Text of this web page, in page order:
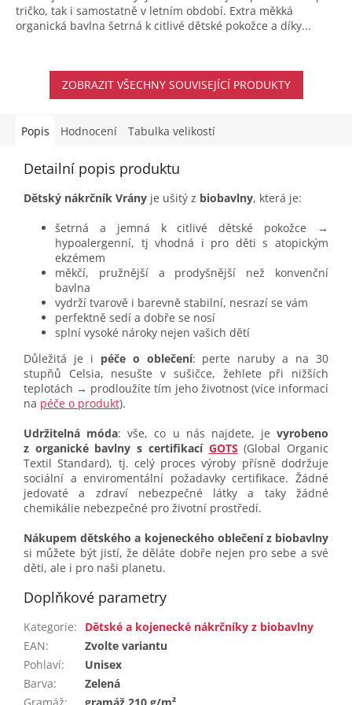
tričko, tak i samostatně v letním období. Extra měkká
organická bavlna šetrná k citlivé dětské pokožce a díky...
ZOBRAZIT VŠECHNY SOUVISEJÍCÍ PRODUKTY
Popis Hodnocení Tabulka velikostí
Detailní popis produktu
Dětský nákrčník Vrány je ušitý z biobavlny, která je:
šetrná a jemná k citlivé dětské pokožce →
hypoalergenní, tj vhodná i pro děti s atopickým
ekzémem
měkčí, pružnější a prodyšnější než konvenční
bavlna
vydrží tvarově i barevně stabilní, nesrazí se vám
perfektně sedí a dobře se nosí
splní vysoké nároky nejen vašich dětí
Důležitá je i péče o oblečení: perte naruby a na 30
stupňů Celsia, nesušte v sušičce, žehlete při nižších
teplotách → prodloužíte tím jeho životnost (více informací
na péče o produkt).
Udržitelná móda: vše, co u nás najdete, je vyrobeno
z organické bavlny s certifikací GOTS (Global Organic
Textil Standard), tj. celý proces výroby přísně dodržuje
sociální a enviromentální požadavky certifikace. Žádné
jedovaté a zdraví nebezpečné látky a taky žádné
chemikálie nebezpečné pro životní prostředí.
Nákupem dětského a kojeneckého oblečení z biobavlny
si můžete být jistí, že děláte dobře nejen pro sebe a své
děti, ale i pro naši planetu.
Doplňkové parametry
Kategorie:
Dětské a kojenecké nákrčníky z biobavlny
EAN:
Zvolte variantu
Pohlaví:
Unisex
Barva:
Zelená